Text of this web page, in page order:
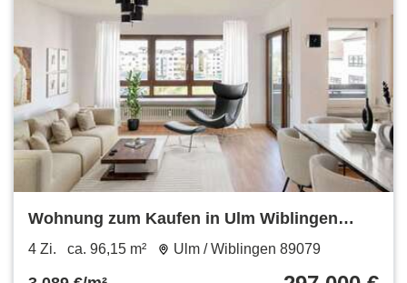
Wohnung zum Kaufen in Ulm Wiblingen
297.000 € 96.15 m²
4 Zi. ca. 96,15 m² Ulm / Wiblingen 89079